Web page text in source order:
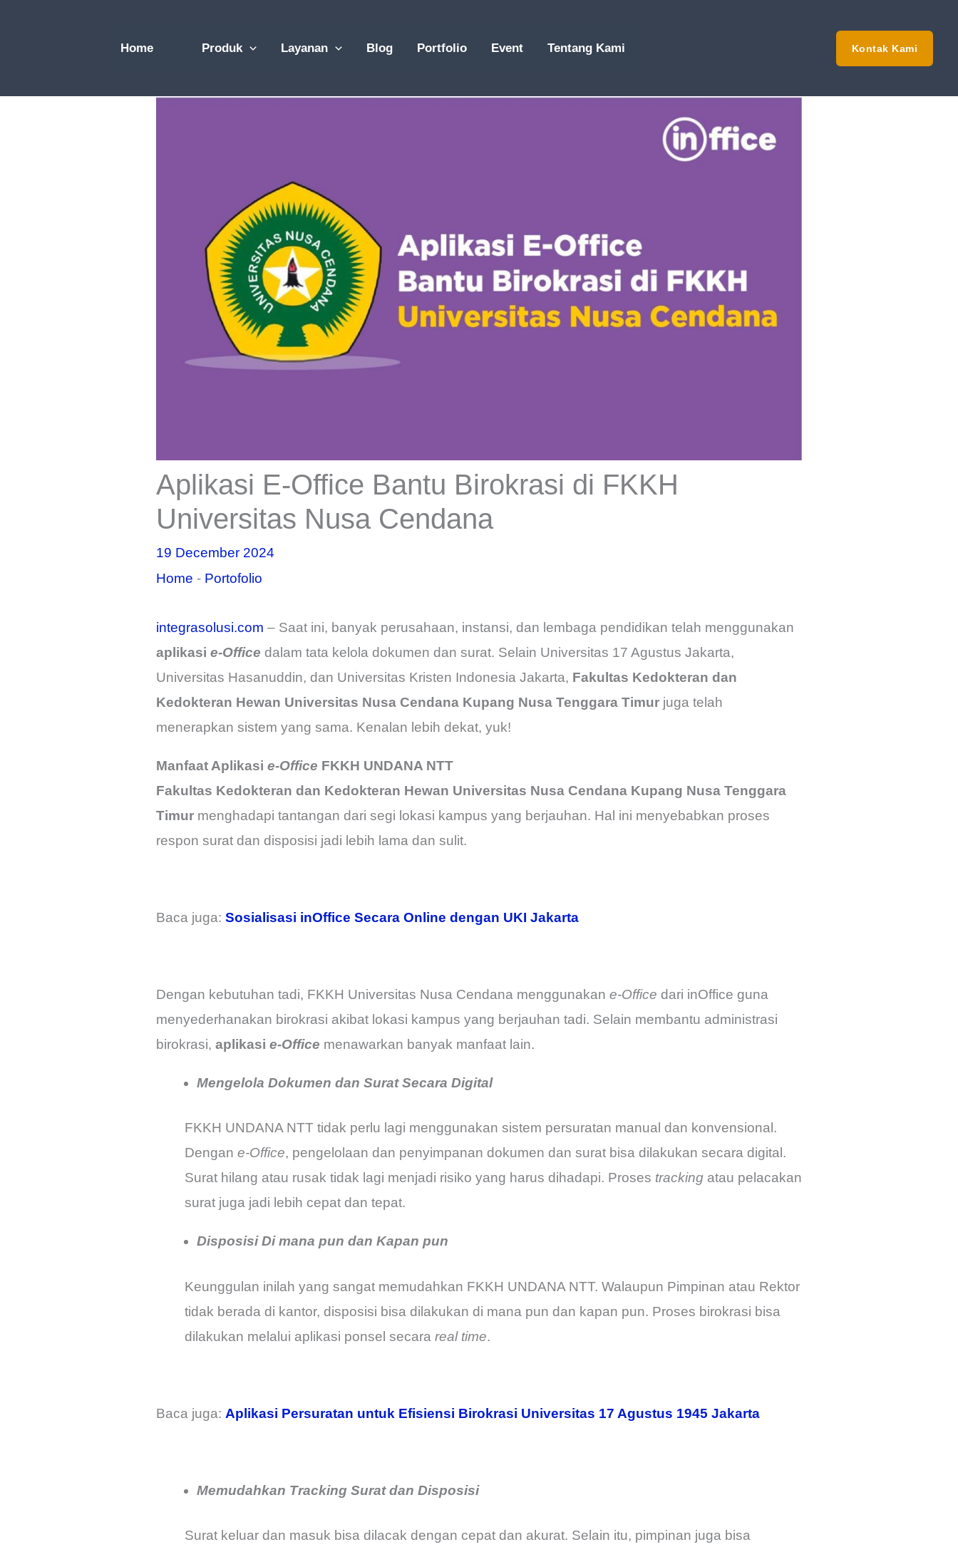
Home Produk Layanan Blog Portfolio Event Tentang Kami Kontak Kami
Aplikasi E-Office Bantu Birokrasi di FKKH
Universitas Nusa Cendana
19 December 2024
Home - Portofolio
integrasolusi.com – Saat ini, banyak perusahaan, instansi, dan lembaga pendidikan telah menggunakan
aplikasi e-Office dalam tata kelola dokumen dan surat. Selain Universitas 17 Agustus Jakarta,
Universitas Hasanuddin, dan Universitas Kristen Indonesia Jakarta, Fakultas Kedokteran dan
Kedokteran Hewan Universitas Nusa Cendana Kupang Nusa Tenggara Timurjuga telah
menerapkan sistem yang sama. Kenalan lebih dekat, yuk!
Manfaat Aplikasi e-Office FKKH UNDANA NTT
Fakultas Kedokteran dan Kedokteran Hewan Universitas Nusa Cendana Kupang Nusa Tenggara
Timur menghadapi tantangan dari segi lokasi kampus yang berjauhan. Hal ini menyebabkan proses
respon surat dan disposisi jadi lebih lama dan sulit.
Baca juga: Sosialisasi inOffice Secara Online dengan UKI Jakarta
Dengan kebutuhan tadi, FKKH Universitas Nusa Cendana menggunakan e-Office dari inOffice guna
menyederhanakan birokrasi akibat lokasi kampus yang berjauhan tadi. Selain membantu administrasi
birokrasi, aplikasi e-Office menawarkan banyak manfaat lain.
Mengelola Dokumen dan Surat Secara Digital
FKKH UNDANA NTT tidak perlu lagi menggunakan sistem persuratan manual dan konvensional.
Dengan e-Office, pengelolaan dan penyimpanan dokumen dan surat bisa dilakukan secara digital.
Surat hilang atau rusak tidak lagi menjadi risiko yang harus dihadapi. Proses trackingatau pelacakan
surat juga jadi lebih cepat dan tepat.
Disposisi Di mana pun dan Kapan pun
Keunggulan inilah yang sangat memudahkan FKKH UNDANA NTT. Walaupun Pimpinan atau Rektor
tidak berada di kantor, disposisi bisa dilakukan di mana pun dan kapan pun. Proses birokrasi bisa
dilakukan melalui aplikasi ponsel secara real time.
Baca juga: Aplikasi Persuratan untuk Efisiensi Birokrasi Universitas 17 Agustus 1945 Jakarta
Memudahkan Tracking Surat dan Disposisi
Surat keluar dan masuk bisa dilacak dengan cepat dan akurat. Selain itu, pimpinan juga bisa